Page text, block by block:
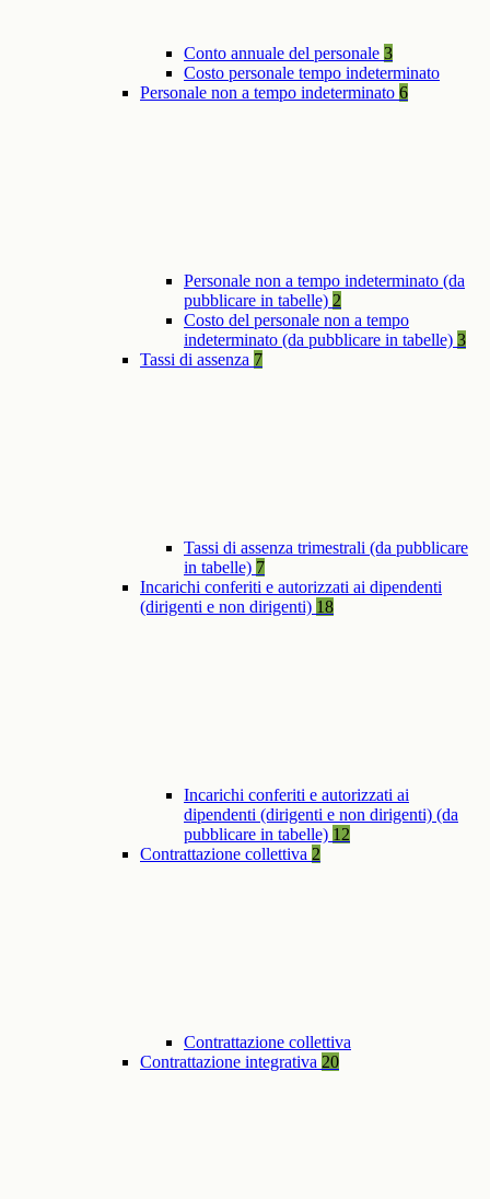
Conto annuale del personale 3
Costo personale tempo indeterminato
Personale non a tempo indeterminato 6
Personale non a tempo indeterminato (da
pubblicare in tabelle) 2
Costo del personale non a tempo
indeterminato (da pubblicare in tabelle) 3
Tassi di assenza 7
Tassi di assenza trimestrali (da pubblicare
in tabelle) 7
Incarichi conferiti e autorizzati ai dipendenti
(dirigenti e non dirigenti) 18
Incarichi conferiti e autorizzati ai
dipendenti (dirigenti e non dirigenti) (da
pubblicare in tabelle) 12
Contrattazione collettiva 2
Contrattazione collettiva
Contrattazione integrativa 20